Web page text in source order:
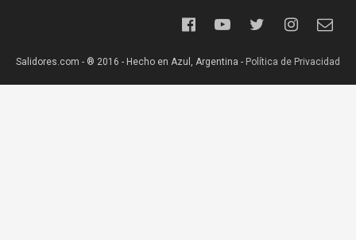
Salidores.com - ® 2016 - Hecho en Azul, Argentina - Política de Privacidad